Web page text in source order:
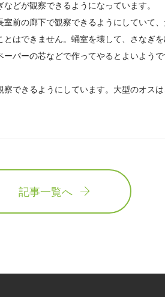
どが観察できるようになっています。
前の廊下で観察できるようにしていて
はできません。蛹室を壊して、さなぎ
パーの芯などで作ってやるとよいようで
できるようにしています。大型のオス
記事一覧へ